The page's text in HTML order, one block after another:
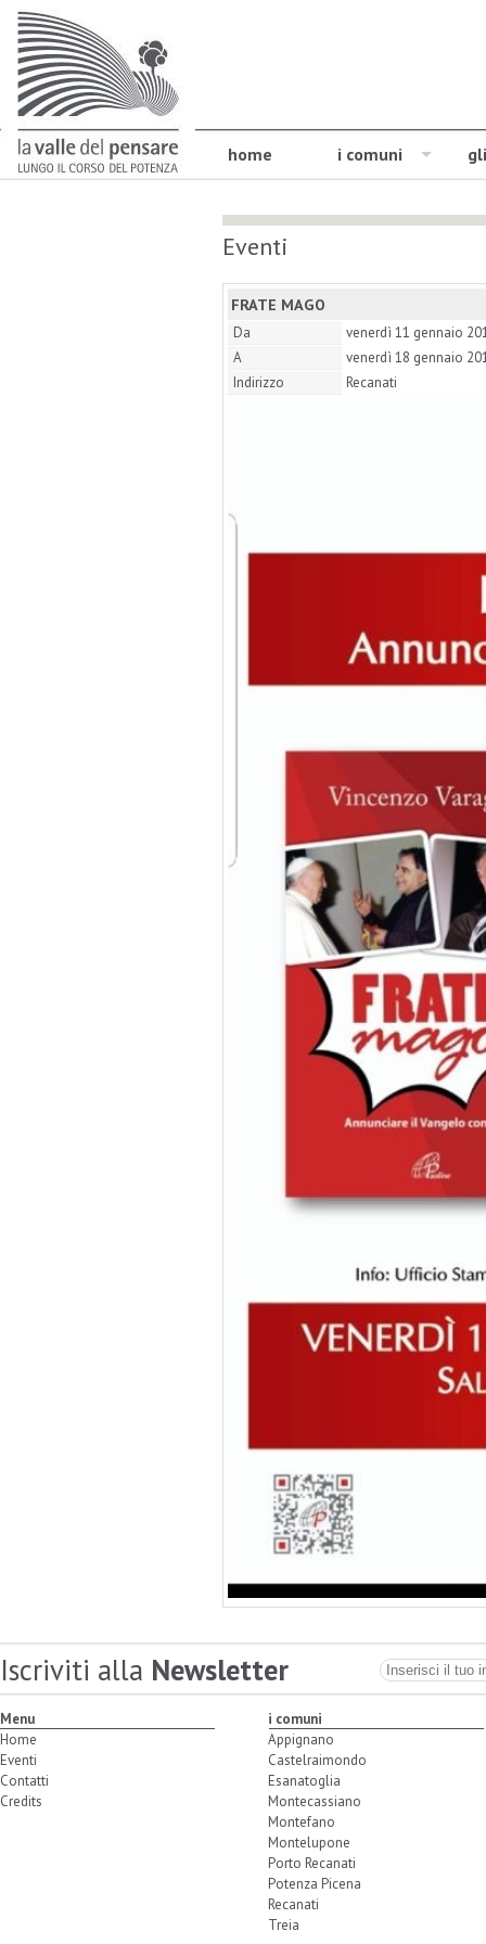
home i comuni
Eventi
FRATE MAGO
Da
venerdì 11 gennaio
A
venerdì 18 gennaio
Indirizzo
Recanati
Iscriviti alla Newsletter
Menu
Home
Eventi
Contatti
Credits
i comuni
Appignano
Castelraimondo
Esanatoglia
Montecassiano
Montefano
Montelupone
Porto Recanati
Potenza Picena
Recanati
Treia